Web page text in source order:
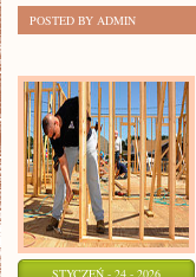
POSTED BY ADMIN
STYCZEŃ - 24 - 2026